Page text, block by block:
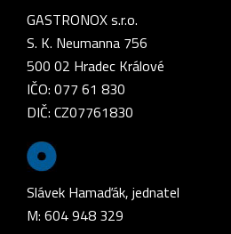
GASTRONOX s.r.o.
S. K. Neumanna 756
500 02 Hradec Králové
IČO: 077 61 830
DIČ: CZ07761830
Slávek Hamaďák, jednatel
M: 604 948 329